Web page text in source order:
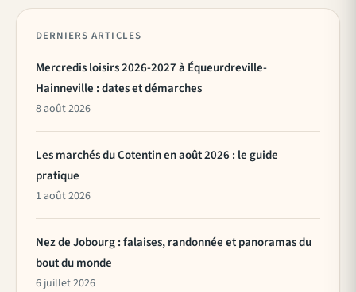
DERNIERS ARTICLES
Mercredis loisirs 2026-2027 à Équeurdreville-
Hainneville : dates et démarches
8 août 2026
Les marchés du Cotentin en août 2026 : le guide
pratique
1 août 2026
Nez de Jobourg : falaises, randonnée et panoramas du
bout du monde
6 juillet 2026